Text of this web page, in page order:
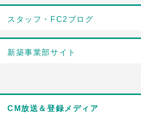
スタッフ・FC2ブログ
新築事業部サイト
CM放送＆登録メディア